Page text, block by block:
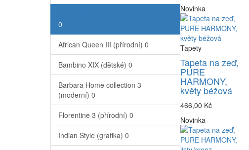
0
African Queen III (přírodní) 0
Bambino XIX (dětské) 0
Barbara Home collection 3
(moderní) 0
Florentine 3 (přírodní) 0
Indian Style (grafika) 0
Novinka
Tapety
Tapeta na zeď,
PURE
HARMONY,
květy béžová
466,00 Kč
Novinka